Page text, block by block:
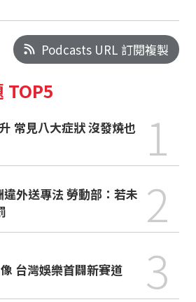
Podcasts URL 訂閱複製
TOP5
1
外送專法 勞動部：若未 2
台灣娛樂首闢新賽道 3